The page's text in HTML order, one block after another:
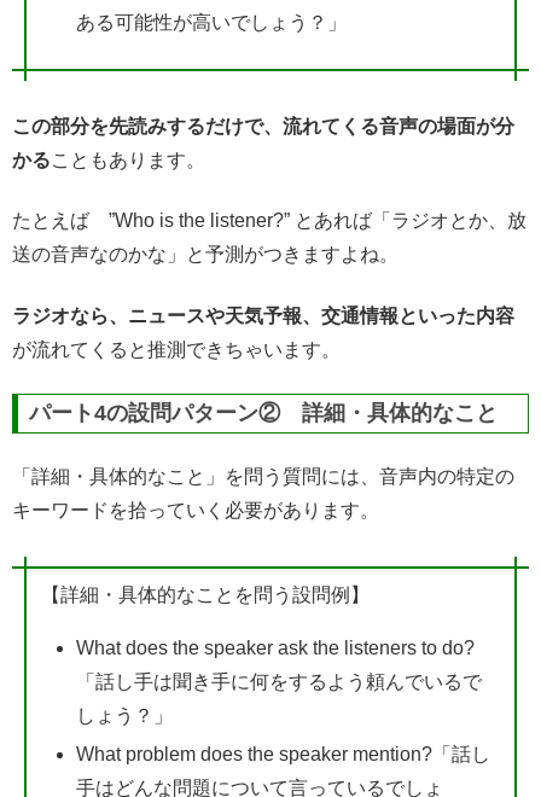
ある可能性が高いでしょう？」
この部分を先読みするだけで、流れてくる音声の場面が分
かることもあります。
たとえば ”Who is the listener?” とあれば「ラジオとか、放
送の音声なのかな」と予測がつきますよね。
ラジオなら、ニュースや天気予報、交通情報といった内容
が流れてくると推測できちゃいます。
パート4の設問パターン② 詳細・具体的なこと
「詳細・具体的なこと」を問う質問には、音声内の特定の
キーワードを拾っていく必要があります。
【詳細・具体的なことを問う設問例】
What does the speaker ask the listeners to do?
「話し手は聞き手に何をするよう頼んでいるで
しょう？」
What problem does the speaker mention?「話し
手はどんな問題について言っているでしょ